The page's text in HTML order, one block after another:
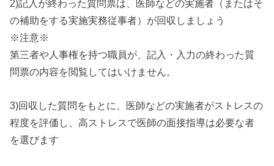
2)記入が終わった質問票は、医師などの実施者（またはそ
の補助をする実施実務従事者）が回収しましょう
※注意※
第三者や人事権を持つ職員が、記入・入力の終わった質
問票の内容を閲覧してはいけません。
3)回収した質問をもとに、医師などの実施者がストレスの
程度を評価し、高ストレスで医師の面接指導は必要な者
を選びます